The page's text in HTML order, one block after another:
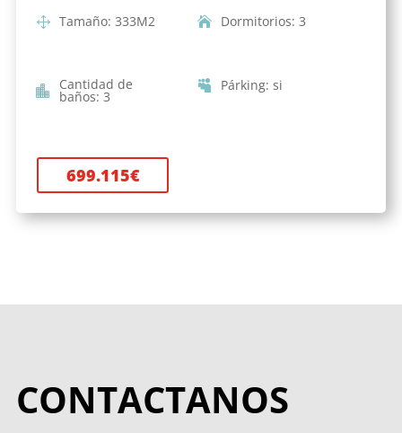
Tamaño: 333M2 Dormitorios: 3
Cantidad de
baños: 3
Párking: si
699.115€
CONTACTANOS